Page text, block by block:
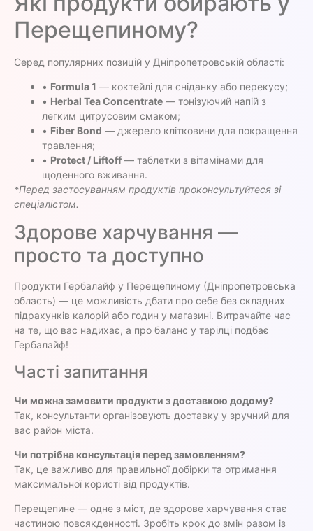
Перещепиному?
Серед популярних позицій у Дніпропетровській області:
• Formula 1 — коктейлі для сніданку або перекусу;
• Herbal Tea Concentrate — тонізуючий напій з
легким цитрусовим смаком;
• Fiber Bond — джерело клітковини для покращення
травлення;
• Protect / Liftoff — таблетки з вітамінами для
щоденного вживання.
*Перед застосуванням продуктів проконсультуйтеся зі
спеціалістом.
Здорове харчування —
просто та доступно
Продукти Гербалайф у Перещепиному (Дніпропетровська
область) — це можливість дбати про себе без складних
підрахунків калорій або годин у магазині. Витрачайте час
на те, що вас надихає, а про баланс у тарілці подбає
Гербалайф!
Часті запитання
Чи можна замовити продукти з доставкою додому?
Так, консультанти організовують доставку у зручний для
вас район міста.
Чи потрібна консультація перед замовленням?
Так, це важливо для правильної добірки та отримання
максимальної користі від продуктів.
Перещепине — одне з міст, де здорове харчування стає
частиною повсякденності. Зробіть крок до змін разом із